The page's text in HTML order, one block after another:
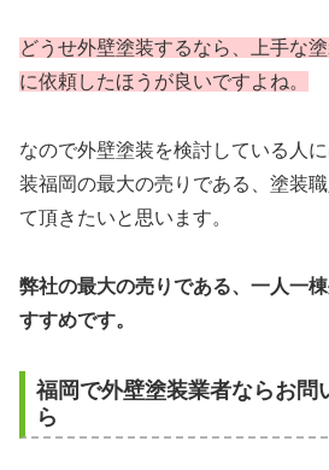
どうせ外壁塗装するなら、上手な
に依頼したほうが良いですよね。
なので外壁塗装を検討している人
装福岡の最大の売りである、塗装
て頂きたいと思います。
弊社の最大の売りである、一人一
すすめです。
福岡で外壁塗装業者ならお問
ら